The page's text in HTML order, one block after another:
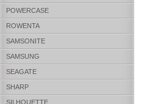
POWERCASE
ROWENTA
SAMSONITE
SAMSUNG
SEAGATE
SHARP
SILHOUETTE